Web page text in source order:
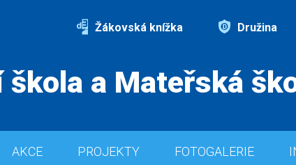
Žákovská knížka Družina
škola a Mateřská
AKCE PROJEKTY FOTOGALERIE